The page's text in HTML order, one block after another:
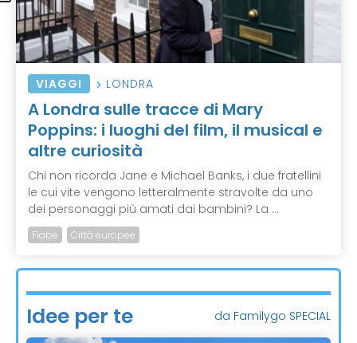
VIAGGI LONDRA
A Londra sulle tracce di Mary
Poppins: i luoghi del film, il musical e
altre curiosità
Chi non ricorda Jane e Michael Banks, i due fratellini
le cui vite vengono letteralmente stravolte da uno
dei personaggi più amati dai bambini? La ...
Fiabe Città europee
Idee per te da Familygo SPECIAL